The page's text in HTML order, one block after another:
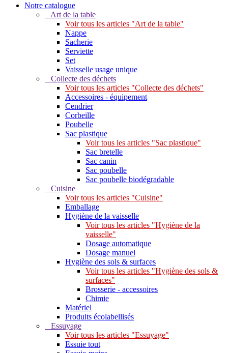
Notre catalogue
Art de la table
Voir tous les articles "Art de la table"
Nappe
Sacherie
Serviette
Set
Vaisselle usage unique
Collecte des déchets
Voir tous les articles "Collecte des déchets"
Accessoires - équipement
Cendrier
Corbeille
Poubelle
Sac plastique
Voir tous les articles "Sac plastique"
Sac bretelle
Sac canin
Sac poubelle
Sac poubelle biodégradable
Cuisine
Voir tous les articles "Cuisine"
Emballage
Hygiène de la vaisselle
Voir tous les articles "Hygiène de la
vaisselle"
Dosage automatique
Dosage manuel
Hygiène des sols & surfaces
Voir tous les articles "Hygiène des sols &
surfaces"
Brosserie - accessoires
Chimie
Matériel
Produits écolabellisés
Essuyage
Voir tous les articles "Essuyage"
Essuie tout